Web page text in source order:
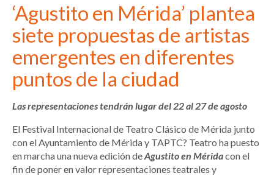
‘Agustito en Mérida’ plantea
siete propuestas de artistas
emergentes en diferentes
puntos de la ciudad
Las representaciones tendrán lugar del 22 al 27 de agosto
El Festival Internacional de Teatro Clásico de Mérida junto
con el Ayuntamiento de Mérida y TAPTC? Teatro ha puesto
en marcha una nueva edición deAgustito en Méridacon el
fin de poner en valor representaciones teatrales y